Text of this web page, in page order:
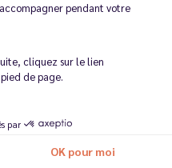
pendant votre
cliquez sur le lien
de page.
par
OK pour moi
au CBD
?
pour la
ils plus fiables